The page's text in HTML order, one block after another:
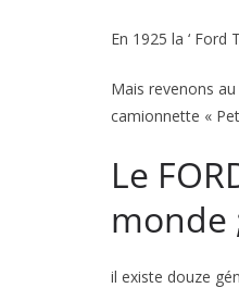
En 1925 la ‘ Ford
Mais revenons au
camionnette «
Le
monde
il existe douze